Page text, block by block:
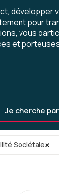
développer
pour
vous
et
Je cherche
×
Sociétale et